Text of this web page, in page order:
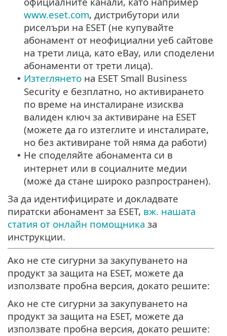
www.eset.com, дистрибутори или
риселъри на ESET (не купувайте
абонамент от неофициални уеб сайтове
на трети лица, като eBay, или споделени
абонаменти от трети лица).
• Изтеглянето на ESET Small Business
Security е безплатно, но активирането
по време на инсталиране изисква
валиден ключ за активиране на ESET
(можете да го изтеглите и инсталирате,
но без активиране той няма да работи)
• Не споделяйте абонамента си в
интернет или в социалните медии
(може да стане широко разпространен).
За да идентифицирате и докладвате
пиратски абонамент за ESET, вж. нашата
статия от онлайн помощникa за
инструкции.
Ако не сте сигурни за закупуването на
продукт за защита на ESET, можете да
използвате пробна версия, докато решите:
Ако не сте сигурни за закупуването на
продукт за защита на ESET, можете да
използвате пробна версия, докато решите: